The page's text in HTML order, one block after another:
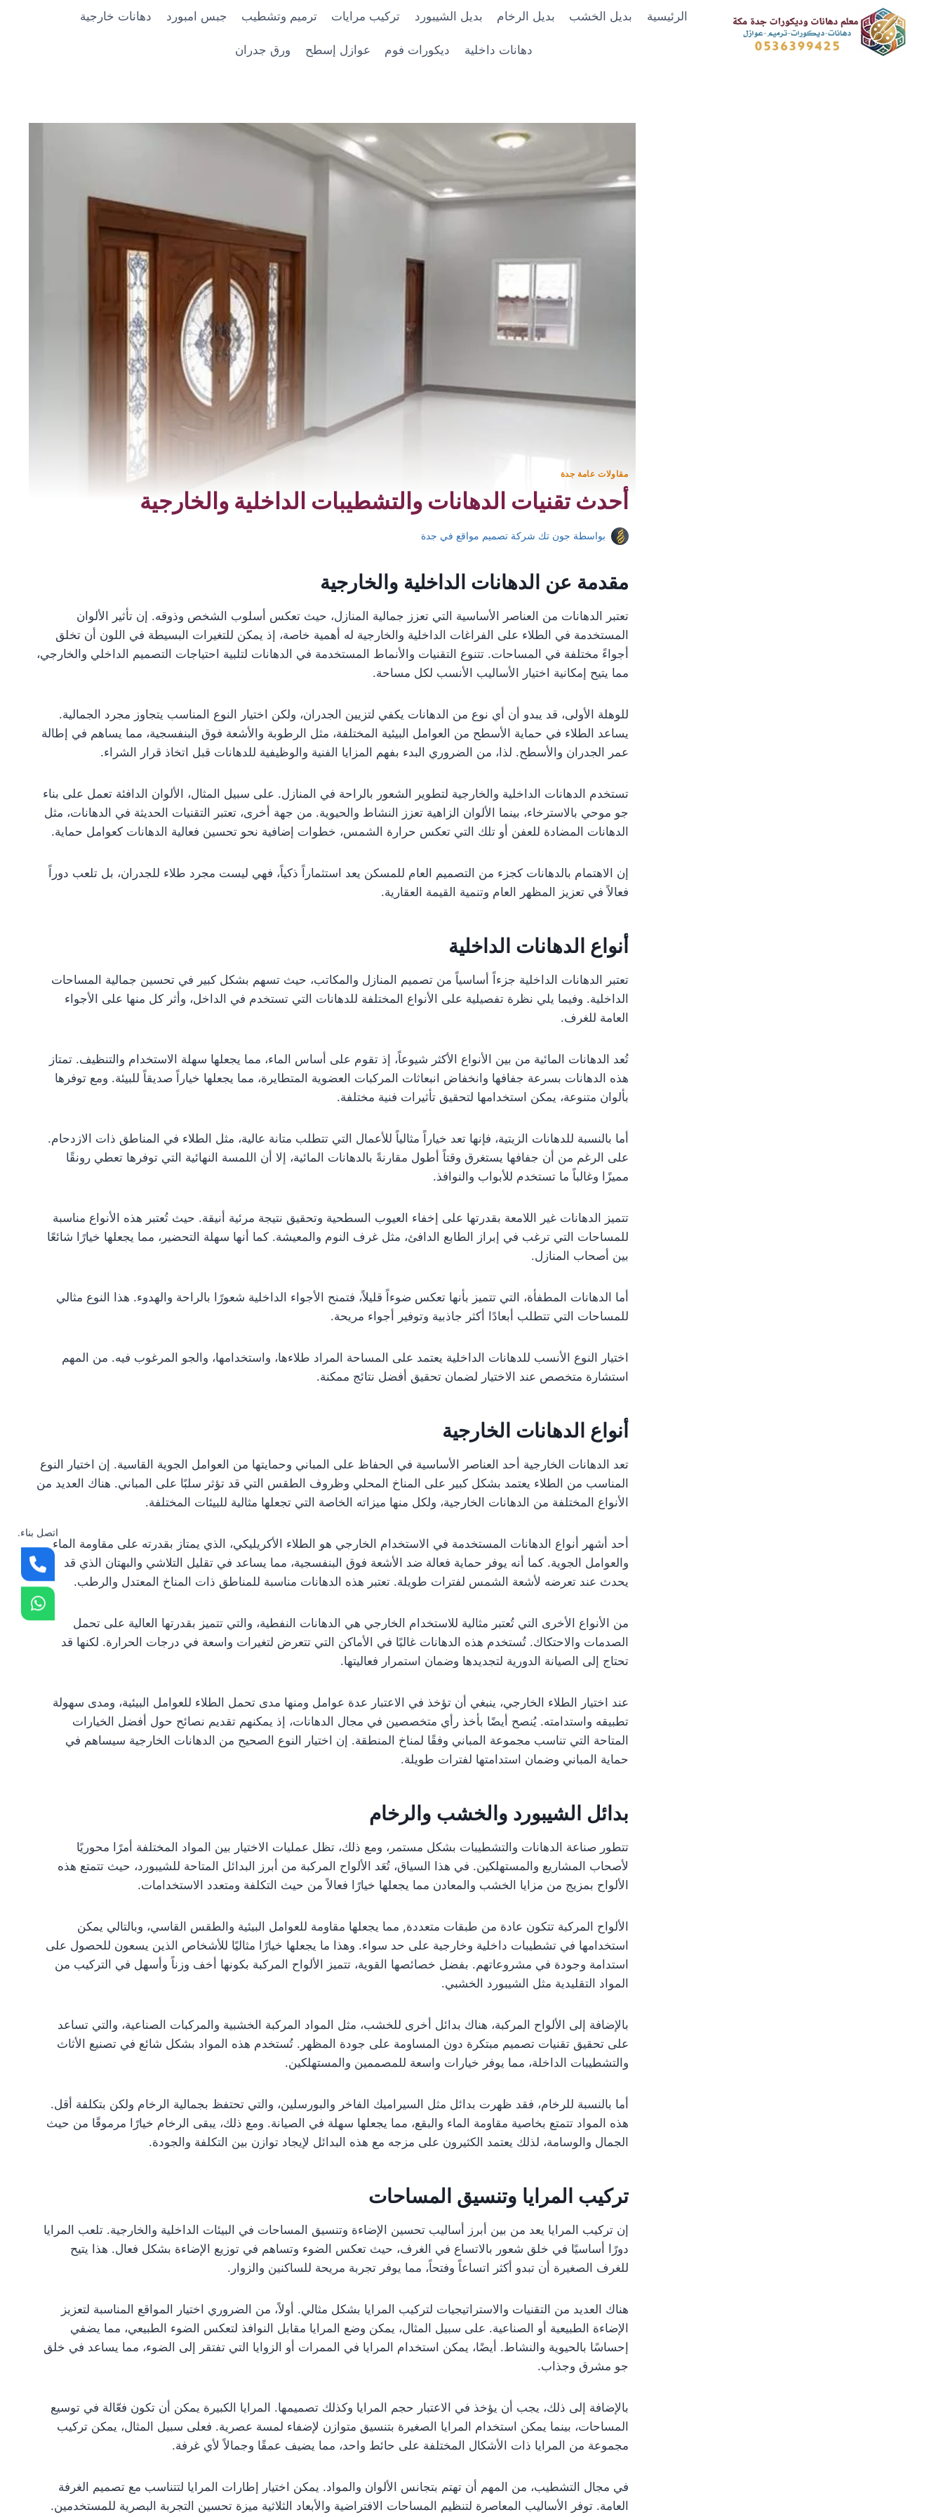
المحتوى
الرئيسية بديل الخشب بديل الرخام بديل الشيبورد تركيب مرايات ترميم وتشطيب جبس امبورد دهانات خارجية
دهانات داخلية ديكورات فوم عوازل إسطح ورق جدران
مقاولات عامة جدة
أحدث تقنيات الدهانات والتشطيبات الداخلية والخارجية
بواسطة جون تك شركة تصميم مواقع في جدة
مقدمة عن الدهانات الداخلية والخارجية
تعتبر الدهانات من العناصر الأساسية التي تعزز جمالية المنازل، حيث تعكس أسلوب الشخص وذوقه. إن تأثير الألوان
المستخدمة في الطلاء على الفراغات الداخلية والخارجية له أهمية خاصة، إذ يمكن للتغيرات البسيطة في اللون أن تخلق
أجواءً مختلفة في المساحات. تتنوع التقنيات والأنماط المستخدمة في الدهانات لتلبية احتياجات التصميم الداخلي والخارجي،
مما يتيح إمكانية اختيار الأساليب الأنسب لكل مساحة.
للوهلة الأولى، قد يبدو أن أي نوع من الدهانات يكفي لتزيين الجدران، ولكن اختيار النوع المناسب يتجاوز مجرد الجمالية.
يساعد الطلاء في حماية الأسطح من العوامل البيئية المختلفة، مثل الرطوبة والأشعة فوق البنفسجية، مما يساهم في إطالة
عمر الجدران والأسطح. لذا، من الضروري البدء بفهم المزايا الفنية والوظيفية للدهانات قبل اتخاذ قرار الشراء.
تستخدم الدهانات الداخلية والخارجية لتطوير الشعور بالراحة في المنازل. على سبيل المثال، الألوان الدافئة تعمل على بناء
جو موحي بالاسترخاء، بينما الألوان الزاهية تعزز النشاط والحيوية. من جهة أخرى، تعتبر التقنيات الحديثة في الدهانات، مثل
الدهانات المضادة للعفن أو تلك التي تعكس حرارة الشمس، خطوات إضافية نحو تحسين فعالية الدهانات كعوامل حماية.
إن الاهتمام بالدهانات كجزء من التصميم العام للمسكن يعد استثماراً ذكياً، فهي ليست مجرد طلاء للجدران، بل تلعب دوراً
فعالاً في تعزيز المظهر العام وتنمية القيمة العقارية.
أنواع الدهانات الداخلية
تعتبر الدهانات الداخلية جزءاً أساسياً من تصميم المنازل والمكاتب، حيث تسهم بشكل كبير في تحسين جمالية المساحات
الداخلية. وفيما يلي نظرة تفصيلية على الأنواع المختلفة للدهانات التي تستخدم في الداخل، وأثر كل منها على الأجواء
العامة للغرف.
تُعد الدهانات المائية من بين الأنواع الأكثر شيوعاً، إذ تقوم على أساس الماء، مما يجعلها سهلة الاستخدام والتنظيف. تمتاز
هذه الدهانات بسرعة جفافها وانخفاض انبعاثات المركبات العضوية المتطايرة، مما يجعلها خياراً صديقاً للبيئة. ومع توفرها
بألوان متنوعة، يمكن استخدامها لتحقيق تأثيرات فنية مختلفة.
أما بالنسبة للدهانات الزيتية، فإنها تعد خياراً مثالياً للأعمال التي تتطلب متانة عالية، مثل الطلاء في المناطق ذات الازدحام.
على الرغم من أن جفافها يستغرق وقتاً أطول مقارنةً بالدهانات المائية، إلا أن اللمسة النهائية التي توفرها تعطي رونقًا
مميزًا وغالباً ما تستخدم للأبواب والنوافذ.
تتميز الدهانات غير اللامعة بقدرتها على إخفاء العيوب السطحية وتحقيق نتيجة مرئية أنيقة. حيث تُعتبر هذه الأنواع مناسبة
للمساحات التي ترغب في إبراز الطابع الدافئ، مثل غرف النوم والمعيشة. كما أنها سهلة التحضير، مما يجعلها خيارًا شائعًا
بين أصحاب المنازل.
أما الدهانات المطفأة، التي تتميز بأنها تعكس ضوءاً قليلاً، فتمنح الأجواء الداخلية شعورًا بالراحة والهدوء. هذا النوع مثالي
للمساحات التي تتطلب أبعادًا أكثر جاذبية وتوفير أجواء مريحة.
اختيار النوع الأنسب للدهانات الداخلية يعتمد على المساحة المراد طلاءها، واستخدامها، والجو المرغوب فيه. من المهم
استشارة متخصص عند الاختيار لضمان تحقيق أفضل نتائج ممكنة.
أنواع الدهانات الخارجية
تعد الدهانات الخارجية أحد العناصر الأساسية في الحفاظ على المباني وحمايتها من العوامل الجوية القاسية. إن اختيار النوع
المناسب من الطلاء يعتمد بشكل كبير على المناخ المحلي وظروف الطقس التي قد تؤثر سلبًا على المباني. هناك العديد من
الأنواع المختلفة من الدهانات الخارجية، ولكل منها ميزاته الخاصة التي تجعلها مثالية للبيئات المختلفة.
أحد أشهر أنواع الدهانات المستخدمة في الاستخدام الخارجي هو الطلاء الأكريليكي، الذي يمتاز بقدرته على مقاومة الماء
والعوامل الجوية. كما أنه يوفر حماية فعالة ضد الأشعة فوق البنفسجية، مما يساعد في تقليل التلاشي والبهتان الذي قد
يحدث عند تعرضه لأشعة الشمس لفترات طويلة. تعتبر هذه الدهانات مناسبة للمناطق ذات المناخ المعتدل والرطب.
من الأنواع الأخرى التي تُعتبر مثالية للاستخدام الخارجي هي الدهانات النفطية، والتي تتميز بقدرتها العالية على تحمل
الصدمات والاحتكاك. تُستخدم هذه الدهانات غالبًا في الأماكن التي تتعرض لتغيرات واسعة في درجات الحرارة. لكنها قد
تحتاج إلى الصيانة الدورية لتجديدها وضمان استمرار فعاليتها.
عند اختيار الطلاء الخارجي، ينبغي أن تؤخذ في الاعتبار عدة عوامل ومنها مدى تحمل الطلاء للعوامل البيئية، ومدى سهولة
تطبيقه واستدامته. يُنصح أيضًا بأخذ رأي متخصصين في مجال الدهانات، إذ يمكنهم تقديم نصائح حول أفضل الخيارات
المتاحة التي تناسب مجموعة المباني وفقًا لمناخ المنطقة. إن اختيار النوع الصحيح من الدهانات الخارجية سيساهم في
حماية المباني وضمان استدامتها لفترات طويلة.
بدائل الشيبورد والخشب والرخام
تتطور صناعة الدهانات والتشطيبات بشكل مستمر، ومع ذلك، تظل عمليات الاختيار بين المواد المختلفة أمرًا محوريًا
لأصحاب المشاريع والمستهلكين. في هذا السياق، تُعَد الألواح المركبة من أبرز البدائل المتاحة للشيبورد، حيث تتمتع هذه
الألواح بمزيج من مزايا الخشب والمعادن مما يجعلها خيارًا فعالاً من حيث التكلفة ومتعدد الاستخدامات.
الألواح المركبة تتكون عادة من طبقات متعددة, مما يجعلها مقاومة للعوامل البيئية والطقس القاسي، وبالتالي يمكن
استخدامها في تشطيبات داخلية وخارجية على حد سواء. وهذا ما يجعلها خيارًا مثاليًا للأشخاص الذين يسعون للحصول على
استدامة وجودة في مشروعاتهم. بفضل خصائصها القوية، تتميز الألواح المركبة بكونها أخف وزناً وأسهل في التركيب من
المواد التقليدية مثل الشيبورد الخشبي.
بالإضافة إلى الألواح المركبة، هناك بدائل أخرى للخشب، مثل المواد المركبة الخشبية والمركبات الصناعية، والتي تساعد
على تحقيق تقنيات تصميم مبتكرة دون المساومة على جودة المظهر. تُستخدم هذه المواد بشكل شائع في تصنيع الأثاث
والتشطيبات الداخلة، مما يوفر خيارات واسعة للمصممين والمستهلكين.
أما بالنسبة للرخام، فقد ظهرت بدائل مثل السيراميك الفاخر والبورسلين، والتي تحتفظ بجمالية الرخام ولكن بتكلفة أقل.
هذه المواد تتمتع بخاصية مقاومة الماء والبقع، مما يجعلها سهلة في الصيانة. ومع ذلك، يبقى الرخام خيارًا مرموقًا من حيث
الجمال والوسامة، لذلك يعتمد الكثيرون على مزجه مع هذه البدائل لإيجاد توازن بين التكلفة والجودة.
تركيب المرايا وتنسيق المساحات
إن تركيب المرايا يعد من بين أبرز أساليب تحسين الإضاءة وتنسيق المساحات في البيئات الداخلية والخارجية. تلعب المرايا
دورًا أساسيًا في خلق شعور بالاتساع في الغرف، حيث تعكس الضوء وتساهم في توزيع الإضاءة بشكل فعال. هذا يتيح
للغرف الصغيرة أن تبدو أكثر اتساعاً وفتحاً، مما يوفر تجربة مريحة للساكنين والزوار.
هناك العديد من التقنيات والاستراتيجيات لتركيب المرايا بشكل مثالي. أولاً، من الضروري اختيار المواقع المناسبة لتعزيز
الإضاءة الطبيعية أو الصناعية. على سبيل المثال، يمكن وضع المرايا مقابل النوافذ لتعكس الضوء الطبيعي، مما يضفي
إحساسًا بالحيوية والنشاط. أيضًا، يمكن استخدام المرايا في الممرات أو الزوايا التي تفتقر إلى الضوء، مما يساعد في خلق
جو مشرق وجذاب.
بالإضافة إلى ذلك، يجب أن يؤخذ في الاعتبار حجم المرايا وكذلك تصميمها. المرايا الكبيرة يمكن أن تكون فعّالة في توسيع
المساحات، بينما يمكن استخدام المرايا الصغيرة بتنسيق متوازن لإضفاء لمسة عصرية. فعلى سبيل المثال، يمكن تركيب
مجموعة من المرايا ذات الأشكال المختلفة على حائط واحد، مما يضيف عمقًا وجمالاً لأي غرفة.
في مجال التشطيب، من المهم أن تهتم بتجانس الألوان والمواد. يمكن اختيار إطارات المرايا لتتناسب مع تصميم الغرفة
العامة. توفر الأساليب المعاصرة لتنظيم المساحات الافتراضية والأبعاد الثلاثية ميزة تحسين التجربة البصرية للمستخدمين.
اتصل بناء.